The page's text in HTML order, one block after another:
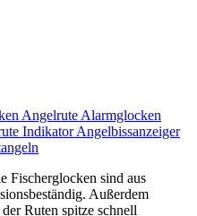
Angelrute Alarmglocken
Indikator Angelbissanzeiger
Fischerglocken sind aus
Außerdem
Ruten spitze schnell